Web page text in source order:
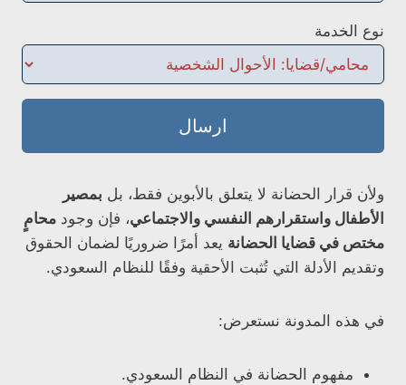
نوع الخدمة
ارسال
ولأن قرار الحضانة لا يتعلق بالأبوين فقط، بل بمصير
الأطفال واستقرارهم النفسي والاجتماعي، فإن وجود محامٍ
مختص في قضايا الحضانة يعد أمرًا ضروريًا لضمان الحقوق
وتقديم الأدلة التي تُثبت الأحقية وفقًا للنظام السعودي.
في هذه المدونة نستعرض:
مفهوم الحضانة في النظام السعودي.